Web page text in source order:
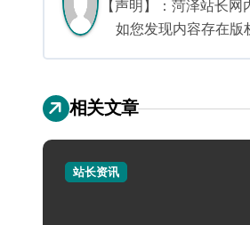
【声明】：菏泽站长
如您发现内容存在版
相关文章
站长资讯